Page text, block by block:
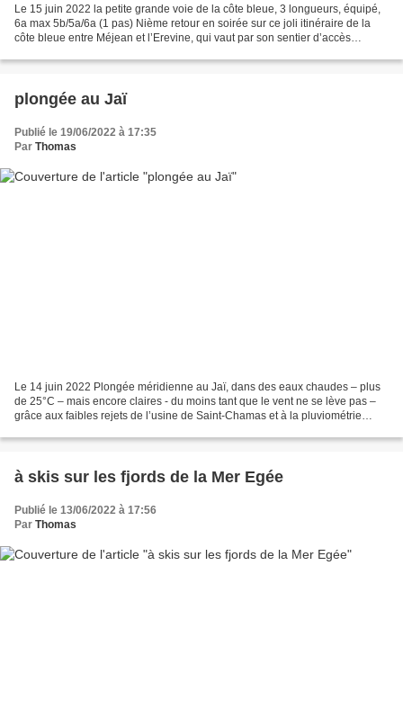
Le 15 juin 2022 la petite grande voie de la côte bleue, 3 longueurs, équipé,
6a max 5b/5a/6a (1 pas) Nième retour en soirée sur ce joli itinéraire de la
côte bleue entre Méjean et l’Erevine, qui vaut par son sentier d’accès
plongée au Jaï
Publié le 19/06/2022 à 17:35
Par Thomas
Le 14 juin 2022 Plongée méridienne au Jaï, dans des eaux chaudes – plus
de 25°C – mais encore claires - du moins tant que le vent ne se lève pas –
grâce aux faibles rejets de l’usine de Saint-Chamas et à la pluviométrie
à skis sur les fjords de la Mer Egée
Publié le 13/06/2022 à 17:56
Par Thomas